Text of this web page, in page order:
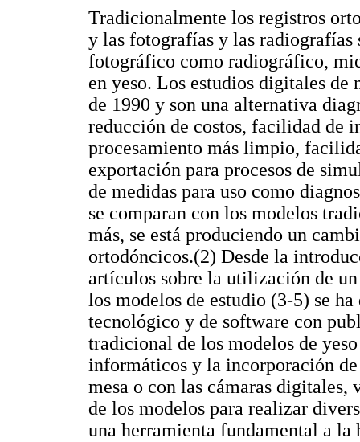
Tradicionalmente los registros
y las fotografías y las radiografías
fotográfico como radiográfico,
en yeso. Los estudios digitales de
de 1990 y son una alternativa
reducción de costos, facilidad de
procesamiento más limpio,
exportación para procesos de
de medidas para uso como
se comparan con los modelos
más, se está produciendo un
ortodóncicos.(2) Desde la
artículos sobre la utilización de
los modelos de estudio (3-5) se
tecnológico y de software con
tradicional de los modelos de
informáticos y la incorporación
mesa o con las cámaras
de los modelos para realizar
una herramienta fundamental a